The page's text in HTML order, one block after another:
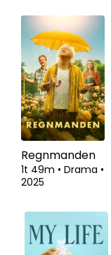
Regnmanden
1t 49m • Drama •
2025